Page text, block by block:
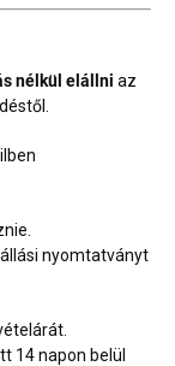
nélkül elállni az
nyomtatványt
14 napon belül